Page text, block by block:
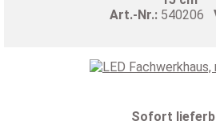
Art.-Nr.: 540206
Sofort